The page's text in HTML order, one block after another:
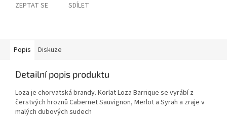
ZEPTAT SE SDÍLET
Popis Diskuze
Detailní popis produktu
Loza je chorvatská brandy. Korlat Loza Barrique se vyrábí z
čerstvých hroznů Cabernet Sauvignon, Merlot a Syrah a zraje v
malých dubových sudech